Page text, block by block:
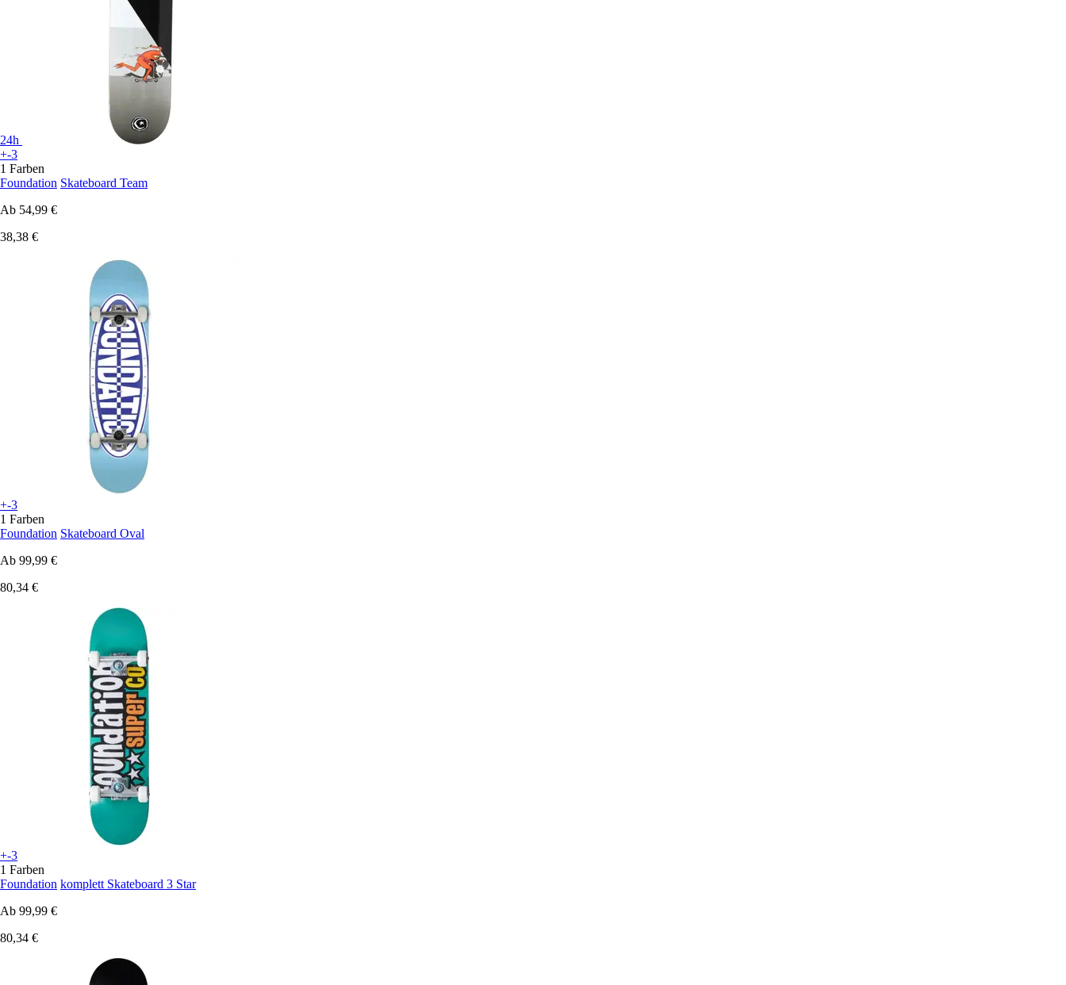
24h
+-3
1 Farben
Foundation Skateboard Team
Ab 54,99 €
38,38 €
+-3
1 Farben
Foundation Skateboard Oval
Ab 99,99 €
80,34 €
+-3
1 Farben
Foundation komplett Skateboard 3 Star
Ab 99,99 €
80,34 €